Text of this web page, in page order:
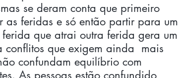
se deram conta que primeiro
as feridas e só então partir para um
que atrai outra ferida gera um
que exigem ainda  mais
confundam equilíbrio com
As pessoas estão confundido